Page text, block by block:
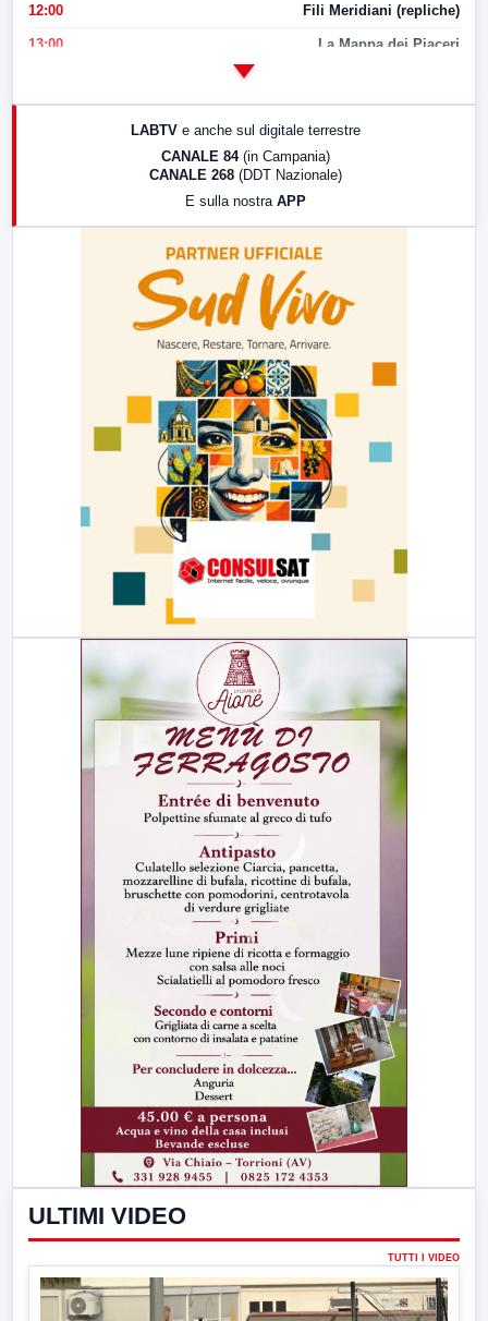
12:00 Fili Meridiani (repliche)
13:00 La Mappa dei Piaceri
17:00 LabNews (replica)
LABTV e anche sul digitale terrestre
CANALE 84 (in Campania)
CANALE 268 (DDT Nazionale)
E sulla nostra APP
ULTIMI VIDEO
TUTTI I VIDEO